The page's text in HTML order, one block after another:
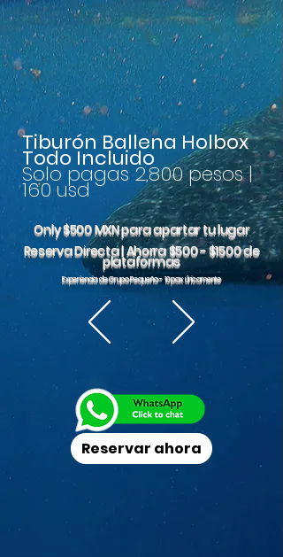
Tiburón Ballena Holbox
Todo Incluido
Solo pagas 2,800 pesos |
160 usd
Only $500 MXN para apartar tu lugar
Reserva Directa | Ahorra $500 - $1500 de
plataformas
Experiencia de Grupo Pequeño - 10 pax únicamente
Download Itinerary
Reservar ahora